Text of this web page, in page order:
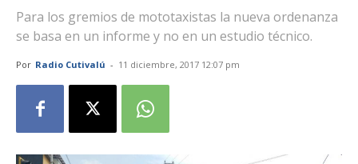
Para los gremios de mototaxistas la nueva ordenanza
se basa en un informe y no en un estudio técnico.
Por Radio Cutivalú - 11 diciembre, 2017 12:07 pm